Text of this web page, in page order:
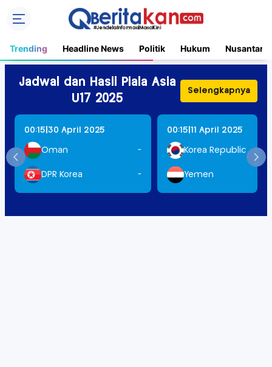
Trending Headline News Politik Hukum Nusantara
Jadwal dan Hasil Piala Asia
U17 2025
Selengkapnya
00:15 30 April 2025
Oman -
DPR Korea -
00:15 11 April 2025
Korea Republic
Yemen